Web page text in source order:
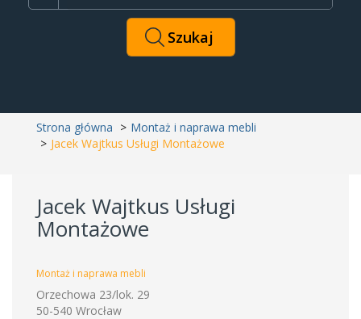
Strona główna
Montaż i naprawa mebli
Jacek Wajtkus Usługi Montażowe
Jacek Wajtkus Usługi
Montażowe
Montaż i naprawa mebli
Orzechowa 23/lok. 29
50-540 Wrocław